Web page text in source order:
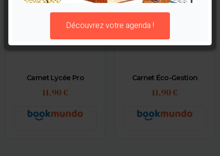
Carnet Lycée Pro
11,90 €
Carnet Éco-Gestion
11,90 €
Découvrez votre agenda !